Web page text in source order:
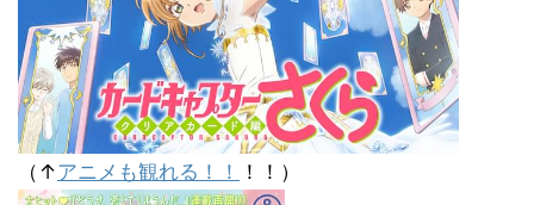
（↑アニメも観れる！！ ！！）